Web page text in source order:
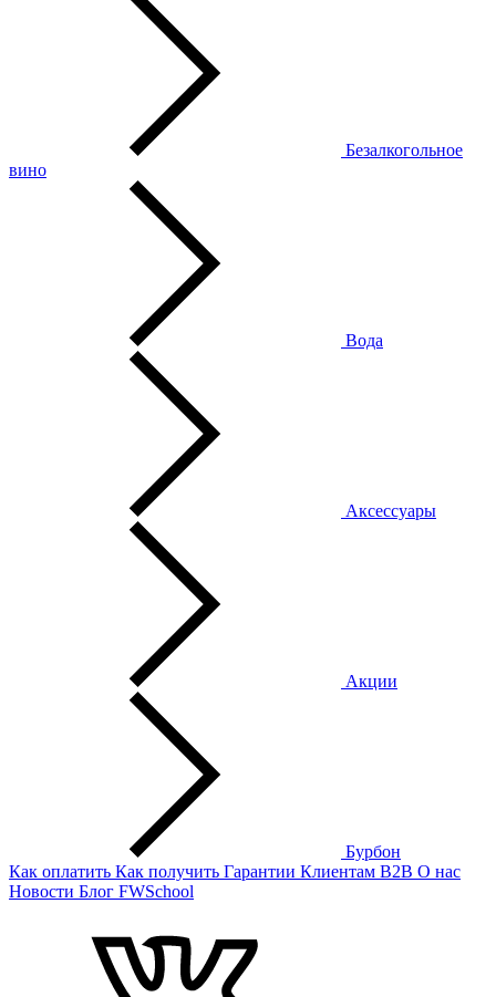
Безалкогольное
вино
Вода
Аксессуары
Акции
Бурбон
Как оплатить Как получить Гарантии Клиентам B2B О нас
Новости Блог FWSchool